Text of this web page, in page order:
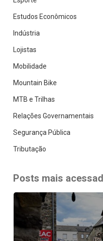
Estudos Econômicos
Indústria
Lojistas
Mobilidade
Mountain Bike
MTB e Trilhas
Relações Governamentais
Segurança Pública
Tributação
Posts mais